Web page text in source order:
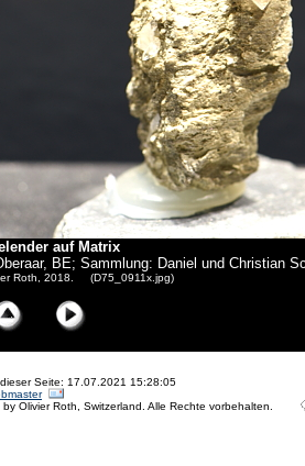
auf Matrix
BE; Sammlung: Daniel und Christian
Roth, 2018. (D75_0911x.jpg)
Seite: 17.07.2021 15:28:05
Olivier Roth, Switzerland. Alle Rechte vorbehalten.